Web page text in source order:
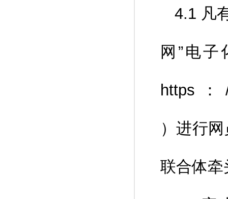
4.1 凡
网”电
https：//
）进行
联合体